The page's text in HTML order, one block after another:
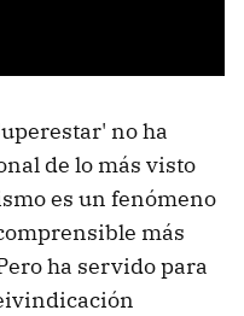
no ha
de lo más visto
es un fenómeno
más
ha servido para